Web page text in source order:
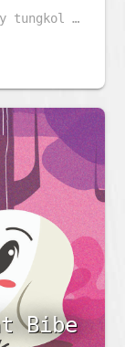
Ang Munting Matsing at ang Isda ay tungkol sa isang bata at mapaglarong matsing. Ngunit siya ay naging mautak habang siya ay lumalaki. Sa kaniyang paglaki, kailangan niyang makipagsapalaran. Ano sa palagay mo ang kaniyang gagawin?
Bibe